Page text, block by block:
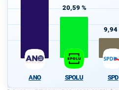
ANO
20,59 %
SPOLU
9,94
SPD